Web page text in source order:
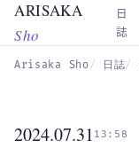
Skip to main content
ARISAKA
Sho
日
誌
Arisaka Sho 日誌
2024.07.31 13:58